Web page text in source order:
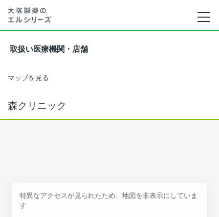
取扱い医療機関・店舗
マップを見る
森クリニック
特異なアクセスが見られたため、地図を非表示にしていま
す